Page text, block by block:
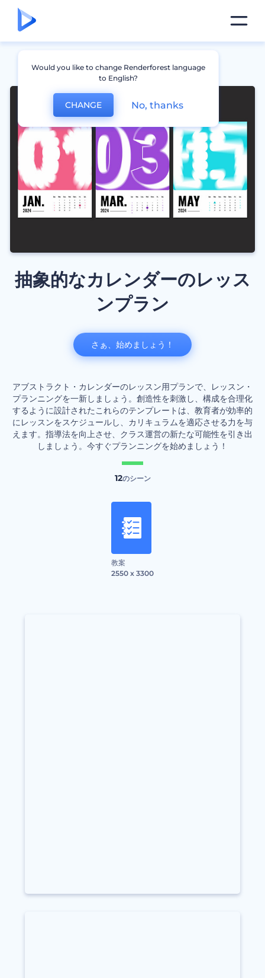
抽象的なカレンダーのレッス
ンプラン
アブストラクト・カレンダーのレッスン用プランで、レッスン・
プランニングを一新しましょう。創造性を刺激し、構成を合理化
するように設計されたこれらのテンプレートは、教育者が効率的
にレッスンをスケジュールし、カリキュラムを適応させる力を与
えます。指導法を向上させ、クラス運営の新たな可能性を引き出
しましょう。今すぐプランニングを始めましょう！
12のシーン
教案
2550 x 3300
さぁ、始めましょう！
Would you like to change Renderforest language
to English?
CHANGE No, thanks